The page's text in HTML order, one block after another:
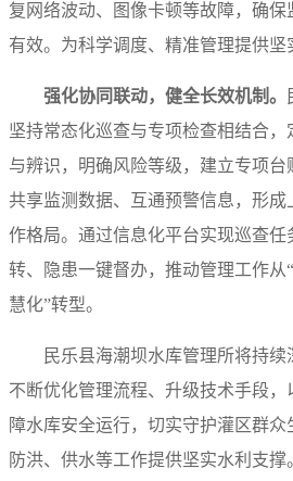
复网络波动、图像卡顿等故障，确
有效。为科学调度、精准管理提供坚
强化协同联动，健全长效机制。
坚持常态化巡查与专项检查相结合
与辨识，明确风险等级，建立专项
共享监测数据、互通预警信息，形
作格局。通过信息化平台实现巡查
转、隐患一键督办，推动管理工作从
慧化”转型。
民乐县海潮坝水库管理所将持续
不断优化管理流程、升级技术手段
障水库安全运行，切实守护灌区群众
防洪、供水等工作提供坚实水利支撑